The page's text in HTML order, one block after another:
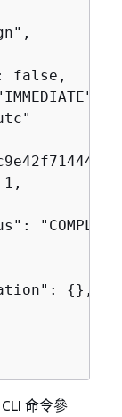
false,
{},
命令參